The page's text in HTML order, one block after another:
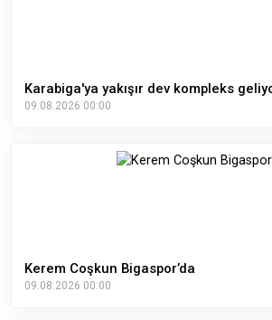
Karabiga'ya yakışır dev kompleks
09.08.2026 00:00
Kerem Coşkun Bigaspor’da
09.08.2026 00:00